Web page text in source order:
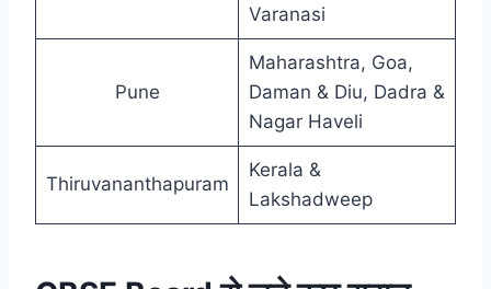
Varanasi
Pune
Maharashtra, Goa,
Daman & Diu, Dadra &
Nagar Haveli
Thiruvananthapuram
Kerala &
Lakshadweep